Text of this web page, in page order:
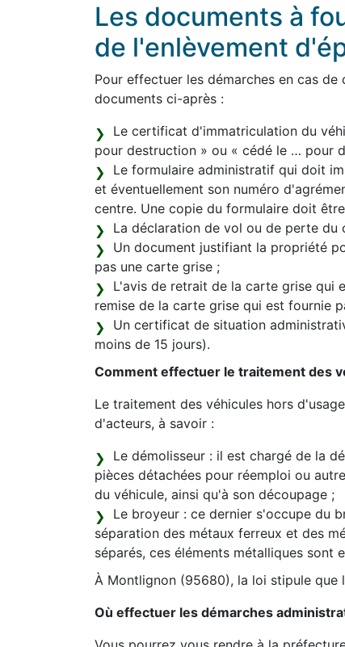
Les documents à
de l'enlèvement
Pour effectuer les démarches en cas
documents ci-après :
Le certificat d'immatriculation du
pour destruction » ou « cédé le … pour
Le formulaire administratif qui doit
et éventuellement son numéro
centre. Une copie du formulaire doit
La déclaration de vol ou de perte
Un document justifiant la propriété
pas une carte grise ;
L'avis de retrait de la carte grise qui
remise de la carte grise qui est fournie
Un certificat de situation
moins de 15 jours).
Comment effectuer le traitement des
Le traitement des véhicules hors
d'acteurs, à savoir :
Le démolisseur : il est chargé de la
pièces détachées pour réemploi ou
du véhicule, ainsi qu'à son découpage ;
Le broyeur : ce dernier s'occupe du
séparation des métaux ferreux et des
séparés, ces éléments métalliques sont
À Montlignon (95680), la loi stipule que
Où effectuer les démarches